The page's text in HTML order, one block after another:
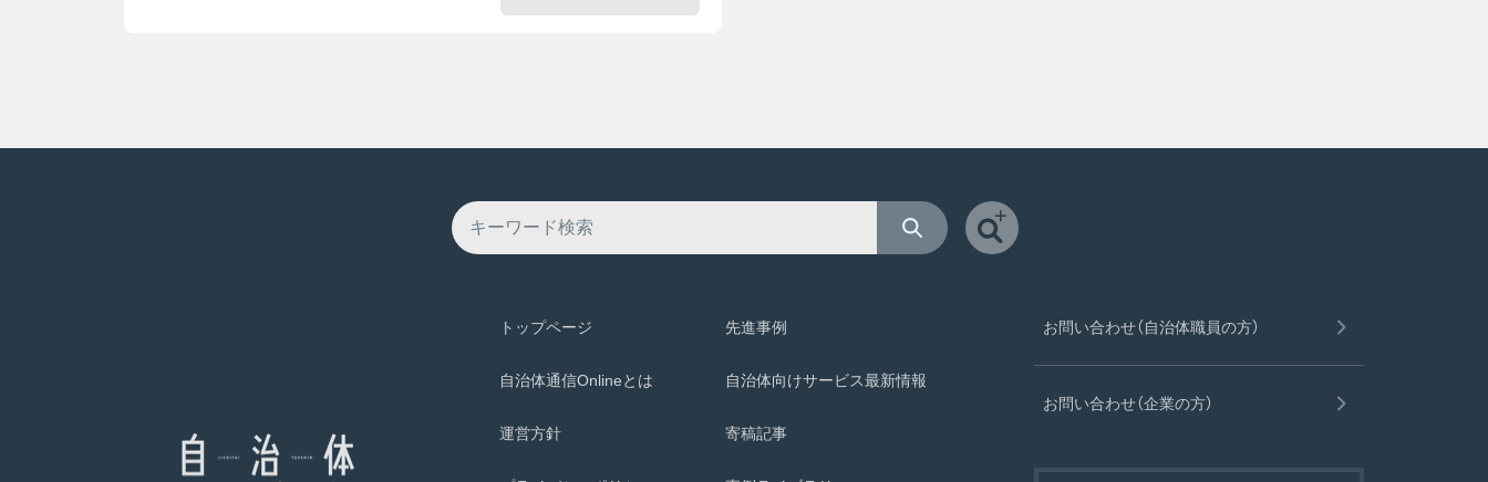
トップページ
自治体通信Onlineとは
運営方針
先進事例
自治体向けサービス最新情報
寄稿記事
お問い合わせ（自治体職員の方）
お問い合わせ（企業の方）